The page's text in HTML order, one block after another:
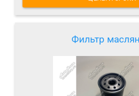
Фильтр